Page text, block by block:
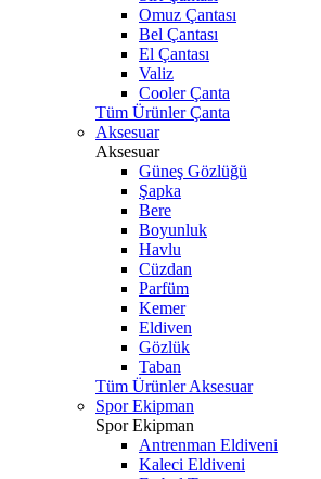
Omuz Çantası
Bel Çantası
El Çantası
Valiz
Cooler Çanta
Tüm Ürünler Çanta
Aksesuar
Aksesuar
Güneş Gözlüğü
Şapka
Bere
Boyunluk
Havlu
Cüzdan
Parfüm
Kemer
Eldiven
Gözlük
Taban
Tüm Ürünler Aksesuar
Spor Ekipman
Spor Ekipman
Antrenman Eldiveni
Kaleci Eldiveni